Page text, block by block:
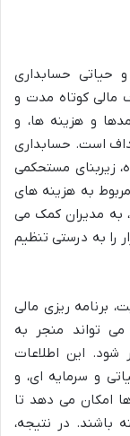
و حیاتی حسابداری
مالی کوتاه مدت و
و هزینه ها، و
است. حسابداری
زیربنای مستحکمی
به هزینه های
به مدیران کمک می
را به درستی تنظیم
برنامه ریزی مالی
تواند منجر به
شود. این اطلاعات
و سرمایه ای، و
امکان می دهد تا
باشند. در نتیجه،